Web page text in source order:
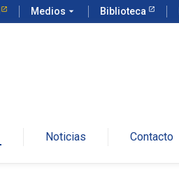
Medios arrow_drop_down Biblioteca
Noticias Contacto